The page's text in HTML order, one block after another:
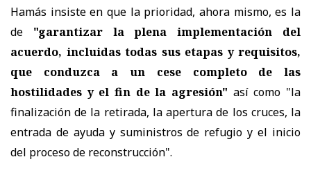
Hamás insiste en que la prioridad, ahora mismo, es la
de "garantizar la plena implementación del
acuerdo, incluidas todas sus etapas y requisitos,
que conduzca a un cese completo de las
hostilidades y el fin de la agresión" así como "la
finalización de la retirada, la apertura de los cruces, la
entrada de ayuda y suministros de refugio y el inicio
del proceso de reconstrucción".